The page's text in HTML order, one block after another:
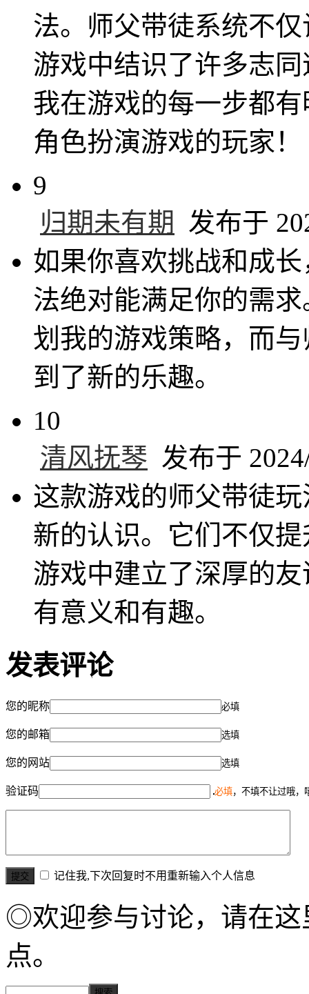
法。师父带徒系统不
游戏中结识了许多志
我在游戏的每一步都
角色扮演游戏的玩家！
9
归期未有期
发布于
如果你喜欢挑战和成
法绝对能满足你的需
划我的游戏策略，而
到了新的乐趣。
10
清风抚琴 发布于
这款游戏的师父带徒
新的认识。它们不仅
游戏中建立了深厚的
有意义和有趣。
发表评论
您的昵称 必填
您的邮箱 选填
您的网站 选填
验证码 必填，不填不让过哦，
记住我,下次回复时不用重新输入个人信息
◎欢迎参与讨论，请在这
点。